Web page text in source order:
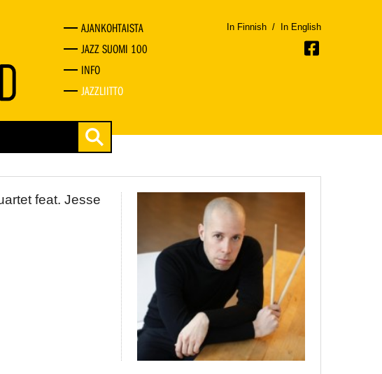
AJANKOHTAISTA
JAZZ SUOMI 100
INFO
JAZZLIITTO
In Finnish / In English
feat. Jesse